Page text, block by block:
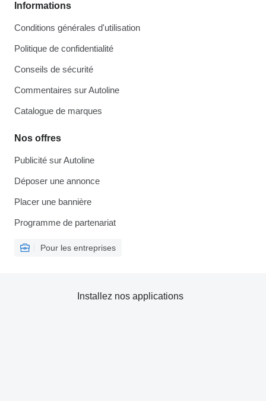
Informations
Conditions générales d'utilisation
Politique de confidentialité
Conseils de sécurité
Commentaires sur Autoline
Catalogue de marques
Nos offres
Publicité sur Autoline
Déposer une annonce
Placer une bannière
Programme de partenariat
Pour les entreprises
Installez nos applications